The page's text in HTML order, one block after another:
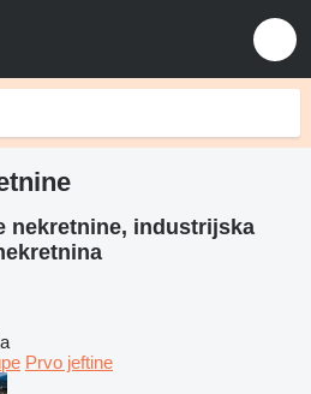
nekretnine, industrijska
Prvo jeftine